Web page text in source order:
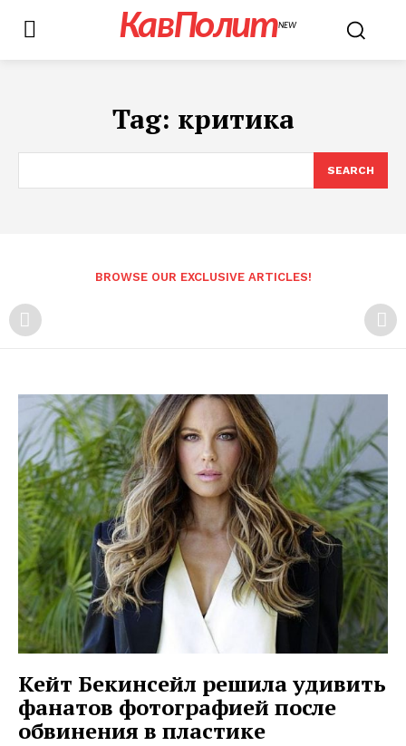
КавПолитNEW
Tag: критика
SEARCH
BROWSE OUR EXCLUSIVE ARTICLES!
Кейт Бекинсейл решила удивить
фанатов фотографией после
обвинения в пластике